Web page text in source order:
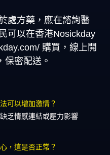
處方藥，應在諮詢醫
可以在香港Nosickday
購買，線上開
保密配送。
可以增加激情？
乏情感連結或壓力影響
，這是否正常？